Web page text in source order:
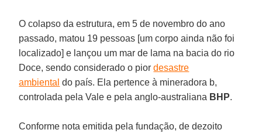
O colapso da estrutura, em 5 de novembro do ano
passado, matou 19 pessoas [um corpo ainda não foi
localizado] e lançou um mar de lama na bacia do rio
Doce, sendo considerado o piordesastre
ambiental do país. Ela pertence à mineradora b,
controlada pela Vale e pela anglo-australiana BHP.
Conforme nota emitida pela fundação, de dezoito